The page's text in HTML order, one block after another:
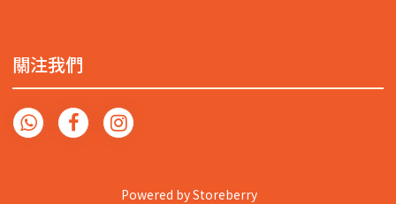
關注我們
Powered byStoreberry